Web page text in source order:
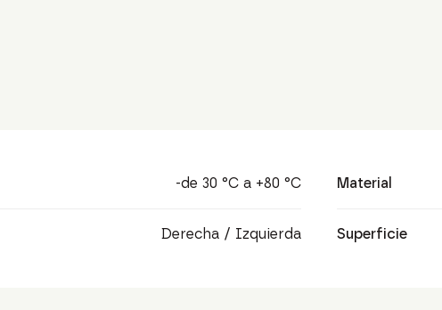
-de 30 °C a +80 °C
Derecha / Izquierda
Material
Superficie